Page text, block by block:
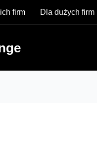
firm Dla dużych firm